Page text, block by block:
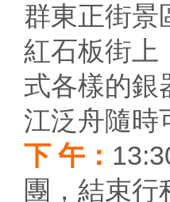
群東正街景
紅石板街上
式各樣的銀
江泛舟隨時
下 午：
團，結束行